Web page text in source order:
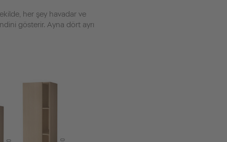
her şey havadar ve
gösterir. Ayna dört ayrı